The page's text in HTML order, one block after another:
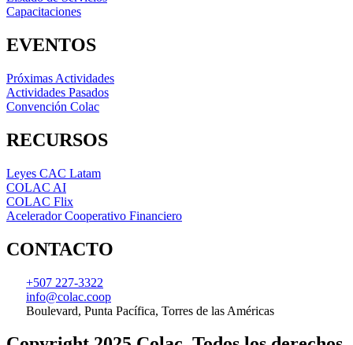
Capacitaciones
EVENTOS
Próximas Actividades
Actividades Pasados
Convención Colac
RECURSOS
Leyes CAC Latam
COLAC AI
COLAC Flix
Acelerador Cooperativo Financiero
CONTACTO
+507 227-3322
info@colac.coop
Boulevard, Punta Pacífica, Torres de las Américas